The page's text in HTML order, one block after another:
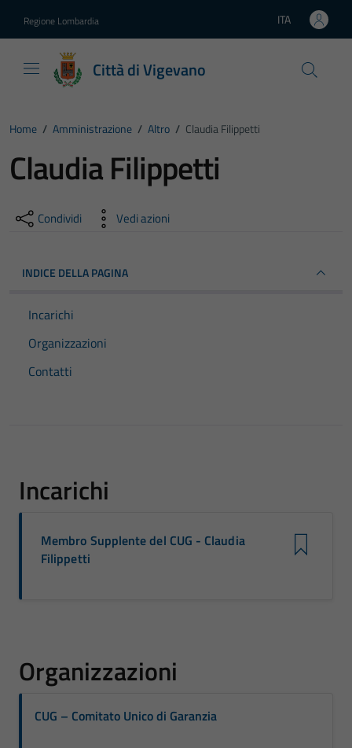
Regione Lombardia Lingua attiva:
ITA
Città di Vigevano
Home / Amministrazione / Altro / Claudia Filippetti
Claudia Filippetti
Condividi Vedi azioni
INDICE DELLA PAGINA
Incarichi
Organizzazioni
Contatti
Incarichi
Membro Supplente del CUG - Claudia
Filippetti
Organizzazioni
CUG – Comitato Unico di Garanzia